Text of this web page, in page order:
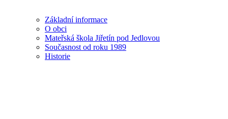
Základní informace
O obci
Mateřská škola Jiřetín pod Jedlovou
Současnost od roku 1989
Historie